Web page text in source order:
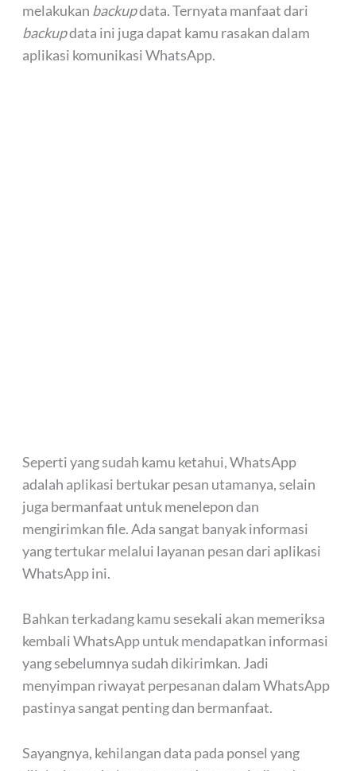
melakukan backupdata. Ternyata manfaat dari
backupdata ini juga dapat kamu rasakan dalam
aplikasi komunikasi WhatsApp.
Seperti yang sudah kamu ketahui, WhatsApp
adalah aplikasi bertukar pesan utamanya, selain
juga bermanfaat untuk menelepon dan
mengirimkan file. Ada sangat banyak informasi
yang tertukar melalui layanan pesan dari aplikasi
WhatsApp ini.
Bahkan terkadang kamu sesekali akan memeriksa
kembali WhatsApp untuk mendapatkan informasi
yang sebelumnya sudah dikirimkan. Jadi
menyimpan riwayat perpesanan dalam WhatsApp
pastinya sangat penting dan bermanfaat.
Sayangnya, kehilangan data pada ponsel yang